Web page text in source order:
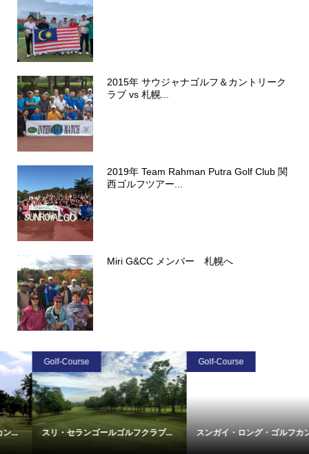
2015年 サウジャナゴルフ＆カントリーク
ラブ vs 札幌...
2019年 Team Rahman Putra Golf Club 関
西ゴルフツアー...
Miri G&CC メンバー 札幌へ
Golf-Course
スリ・セランゴールゴルフクラブ...
Golf-Course
スンガイ・ロング・ゴルフカント...